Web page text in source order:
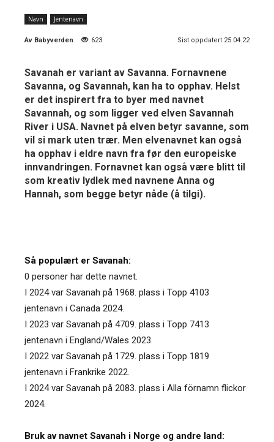
Navn Jentenavn
Av Babyverden 623 Sist oppdatert 25.04.22
Savanah er variant av Savanna. Fornavnene
Savanna, og Savannah, kan ha to opphav. Helst
er det inspirert fra to byer med navnet
Savannah, og som ligger ved elven Savannah
River i USA. Navnet på elven betyr savanne, som
vil si mark uten trær. Men elvenavnet kan også
ha opphav i eldre navn fra før den europeiske
innvandringen. Fornavnet kan også være blitt til
som kreativ lydlek med navnene Anna og
Hannah, som begge betyr nåde (å tilgi).
Så populært er Savanah:
0 personer har dette navnet.
I 2024 var Savanah på 1968. plass i Topp 4103
jentenavn i Canada 2024.
I 2023 var Savanah på 4709. plass i Topp 7413
jentenavn i England/Wales 2023.
I 2022 var Savanah på 1729. plass i Topp 1819
jentenavn i Frankrike 2022.
I 2024 var Savanah på 2083. plass i Alla förnamn flickor
2024.
Bruk av navnet Savanah i Norge og andre land: